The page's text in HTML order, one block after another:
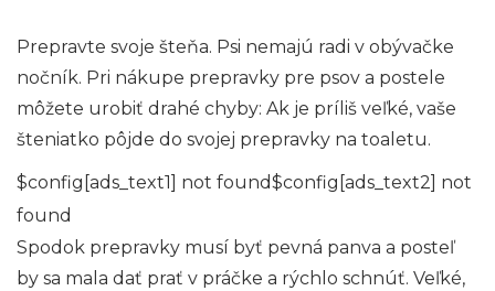
Prepravte svoje šteňa. Psi nemajú radi v obývačke
nočník. Pri nákupe prepravky pre psov a postele
môžete urobiť drahé chyby: Ak je príliš veľké, vaše
šteniatko pôjde do svojej prepravky na toaletu.
$config[ads_text1] not found$config[ads_text2] not
found
Spodok prepravky musí byť pevná panva a posteľ
by sa mala dať prať v práčke a rýchlo schnúť. Veľké,